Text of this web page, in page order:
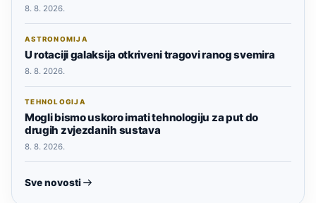
8. 8. 2026.
ASTRONOMIJA
U rotaciji galaksija otkriveni tragovi ranog svemira
8. 8. 2026.
TEHNOLOGIJA
Mogli bismo uskoro imati tehnologiju za put do
drugih zvjezdanih sustava
8. 8. 2026.
Sve novosti